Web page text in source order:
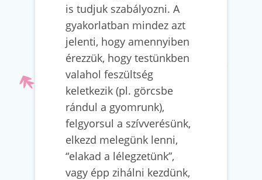
is tudjuk szabályozni. A
gyakorlatban mindez azt
jelenti, hogy amennyiben
érezzük, hogy testünkben
valahol feszültség
keletkezik (pl. görcsbe
rándul a gyomrunk),
felgyorsul a szívverésünk,
elkezd melegünk lenni,
“elakad a lélegzetünk”,
vagy épp zihálni kezdünk,